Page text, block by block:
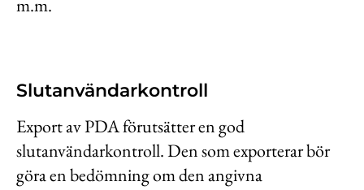
m.m.
Slutanvändarkontroll
Export av PDA förutsätter en god
slutanvändarkontroll. Den som exporterar bör
göra en bedömning om den angivna